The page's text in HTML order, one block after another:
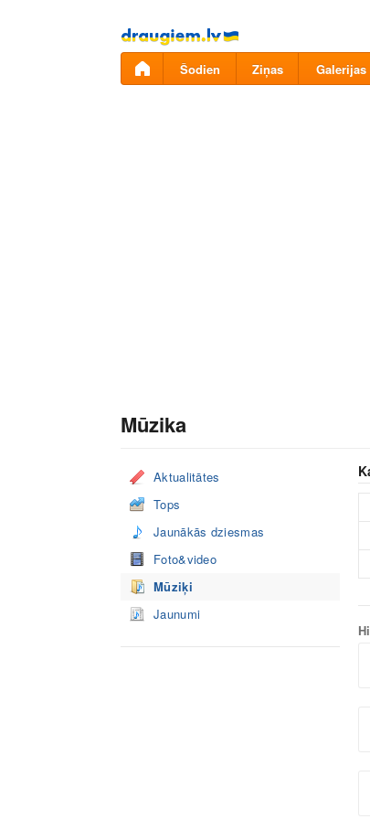
Pāriet
uz
saturu
Šodien Ziņas Galerijas
Mūzika
Aktualitātes
Tops
Jaunākās dziesmas
Foto&video
Mūziķi
Jaunumi